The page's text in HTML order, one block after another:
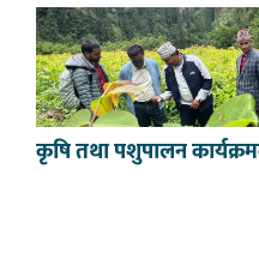
कृषि तथा पशुपालन